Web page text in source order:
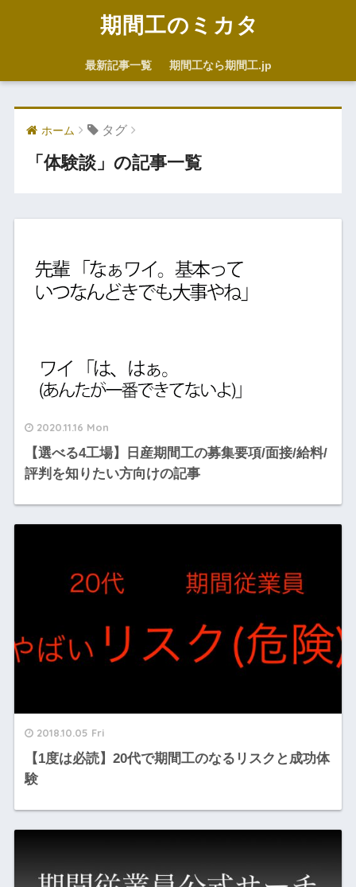
期間工のミカタ
最新記事一覧 期間工なら期間工.jp
ホーム タグ
「体験談」の記事一覧
2020.11.16 Mon
【選べる4工場】日産期間工の募集要項/面接/給料/
評判を知りたい方向けの記事
2018.10.05 Fri
【1度は必読】20代で期間工のなるリスクと成功体
験